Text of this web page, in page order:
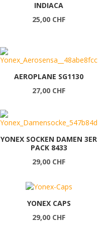
INDIACA
25,00 CHF
AEROPLANE SG1130
27,00 CHF
YONEX SOCKEN DAMEN 3ER
PACK 8433
29,00 CHF
YONEX CAPS
29,00 CHF